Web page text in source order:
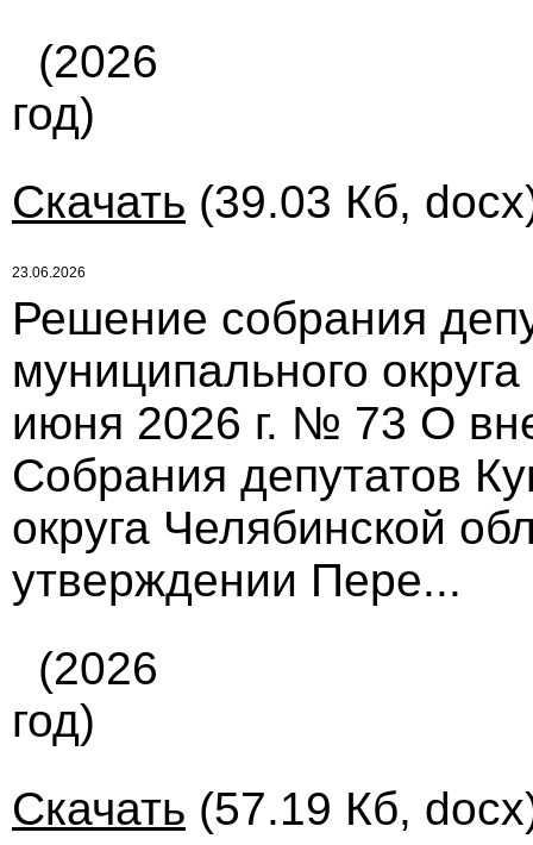
(2026
год)
Скачать (39.03 Кб,
23.06.2026
Решение собрания
муниципального
июня 2026 г. № 73 О
Собрания депутатов
округа Челябинской
утверждении Пере...
(2026
год)
Скачать (57.19 Кб,